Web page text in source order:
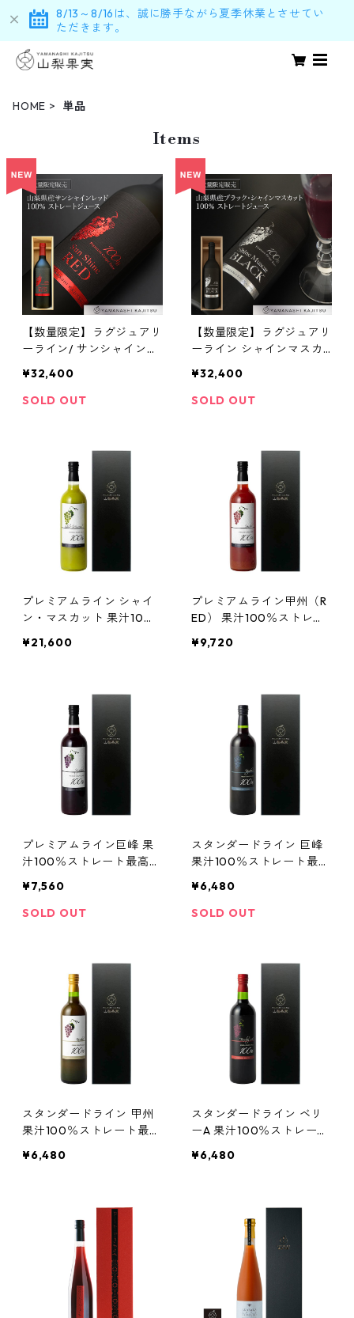
8/13～8/16は、誠に勝手ながら夏季休業とさせてい
ただきます。
HOME 単品
Items
【数量限定】ラグジュアリ
ーライン/ サンシャインレ
ト最高級ぶどうジュース7
20ml
¥32,400
SOLD OUT
【数量限定】ラグジュアリ
ーライン シャインマスカ
0％ストレート最高級ぶど
うジュース720ml
¥32,400
SOLD OUT
プレミアムライン シャイ
ン・マスカット 果汁10
うジュース720ml
¥21,600
プレミアムライン甲州（R
ED） 果汁100％ストレー
20ml
¥9,720
プレミアムライン巨峰 果
汁100％ストレート最高級
¥7,560
SOLD OUT
スタンダードライン 巨峰
果汁100％ストレート最高
¥6,480
SOLD OUT
スタンダードライン 甲州
果汁100％ストレート最高
¥6,480
スタンダードライン ベリ
ーA 果汁100％ストレート
ml
¥6,480